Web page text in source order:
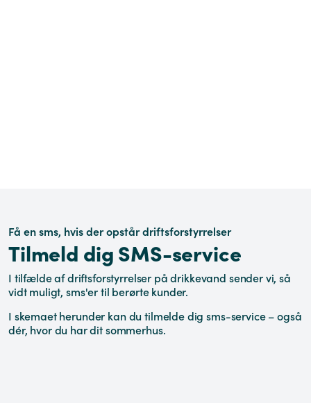
Få en sms, hvis der opstår driftsforstyrrelser
Tilmeld dig SMS-service
I tilfælde af driftsforstyrrelser på drikkevand sender vi, så
vidt muligt, sms'er til berørte kunder.
I skemaet herunder kan du tilmelde dig sms-service – også
dér, hvor du har dit sommerhus.